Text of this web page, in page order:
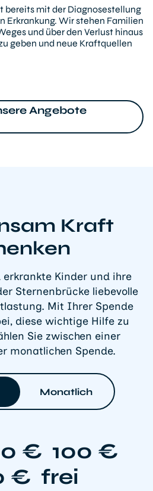
bereits mit der Diagnosestellung
Erkrankung. Wir stehen Familien
und über den Verlust hinaus
geben und neue Kraftquellen
Angebote
Kraft
erkrankte Kinder und ihre
Sternenbrücke liebevolle
Mit Ihrer Spende
diese wichtige Hilfe zu
Sie zwischen einer
monatlichen Spende.
Monatlich
€ 100 €
€ frei